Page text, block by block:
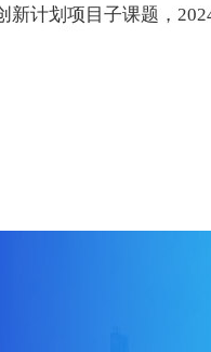
新计划项目子课题，